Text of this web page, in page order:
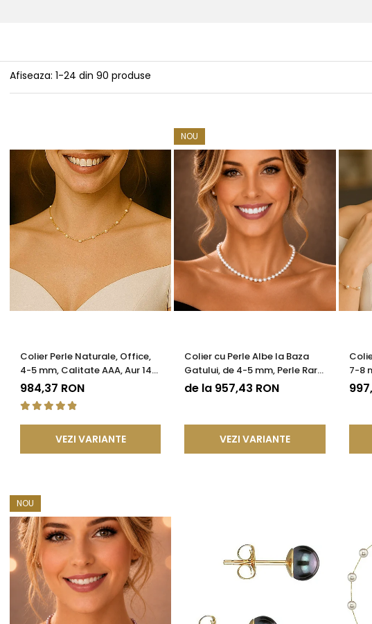
Afiseaza: 1-24 din 90 produse
Colier Perle Naturale, Office,
4-5 mm, Calitate AAA, Aur 14K
| KASKADDA®
984,37 RON
VEZI VARIANTE
NOU
Colier cu Perle Albe la Baza
Gatului, de 4-5 mm, Perle Rare,
Calitate AAA+, Aur 14K |
KASKADDA®
de la 957,43 RON
VEZI VARIANTE
7-8
|
NOU